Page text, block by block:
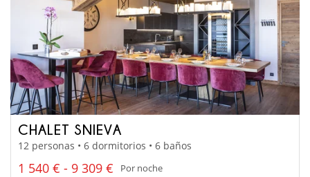
CHALET SNIEVA
12 personas • 6 dormitorios • 6 baños
1 540 € - 9 309 €
Por noche